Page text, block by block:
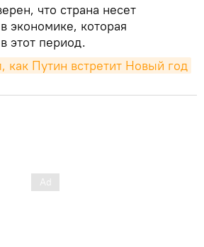
что страна несет
экономике, которая
этот период.
как Путин встретит Новый год